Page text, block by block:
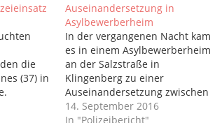
die
(37) in
Auseinandersetzung in
Asylbewerberheim
In der vergangenen Nacht kam
es in einem Asylbewerberheim
an der Salzstraße in
Klingenberg zu einer
Auseinandersetzung zwischen
mehreren Bewohnern.
Bisherigen Ermittlungen
14. September 2016
In "Polizeibericht"